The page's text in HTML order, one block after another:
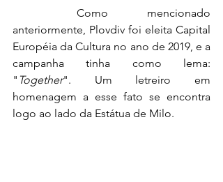
anteriormente, Plovdiv foi eleita Capital
Européia da Cultura no ano de 2019, e a
campanha tinha como lema:
" Together". Um letreiro em
homenagem a esse fato se encontra
logo ao lado da Estátua de Milo.